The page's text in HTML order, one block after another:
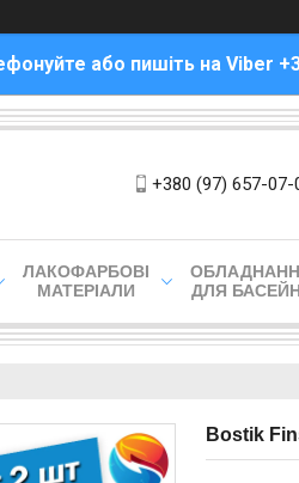
або пишіть на Viber
+380 (97) 657-07-
ЛАКОФАРБОВІ
МАТЕРІАЛИ
ДЛЯ
Bostik